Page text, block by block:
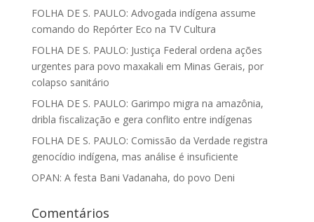
FOLHA DE S. PAULO: Advogada indígena assume
comando do Repórter Eco na TV Cultura
FOLHA DE S. PAULO: Justiça Federal ordena ações
urgentes para povo maxakali em Minas Gerais, por
colapso sanitário
FOLHA DE S. PAULO: Garimpo migra na amazônia,
dribla fiscalização e gera conflito entre indígenas
FOLHA DE S. PAULO: Comissão da Verdade registra
genocídio indígena, mas análise é insuficiente
OPAN: A festa Bani Vadanaha, do povo Deni
Comentários